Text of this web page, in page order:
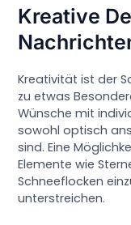
Kreative
Kreativität ist der
zu etwas
Wünsche mit
sowohl optisch
sind. Eine
Elemente wie
Schneeflocken
unterstreichen.